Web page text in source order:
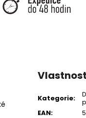
Kategorie:
EAN: